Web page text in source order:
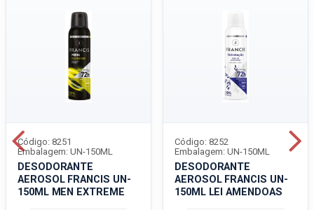
DESODORANTE
AEROSOL FRANCIS UN-
150ML MEN EXTREME
Código: 8251
Embalagem: UN-150ML
DESODORANTE
AEROSOL FRANCIS UN-
150ML LEI AMENDOAS
Código: 8252
Embalagem: UN-150ML